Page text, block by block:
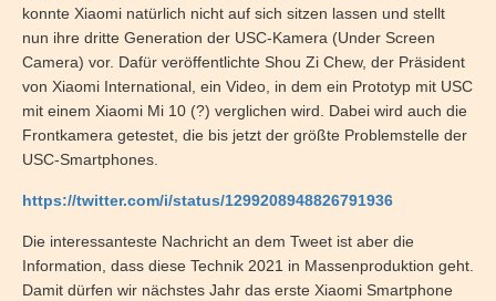
konnte Xiaomi natürlich nicht auf sich sitzen lassen und stellt
nun ihre dritte Generation der USC-Kamera (Under Screen
Camera) vor. Dafür veröffentlichte Shou Zi Chew, der Präsident
von Xiaomi International, ein Video, in dem ein Prototyp mit USC
mit einem Xiaomi Mi 10 (?) verglichen wird. Dabei wird auch die
Frontkamera getestet, die bis jetzt der größte Problemstelle der
USC-Smartphones.
https://twitter.com/i/status/1299208948826791936
Die interessanteste Nachricht an dem Tweet ist aber die
Information, dass diese Technik 2021 in Massenproduktion geht.
Damit dürfen wir nächstes Jahr das erste Xiaomi Smartphone